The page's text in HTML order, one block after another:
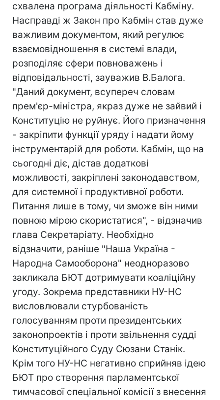
схвалена програма діяльності Кабміну.
Насправді ж Закон про Кабмін став дуже
важливим документом, який регулює
взаємовідношення в системі влади,
розподіляє сфери повноважень і
відповідальності, зауважив В.Балога.
"Даний документ, всупереч словам
прем'єр-міністра, якраз дуже не зайвий і
Конституцію не руйнує. Його призначення
- закріпити функції уряду і надати йому
інструментарій для роботи. Кабмін, що на
сьогодні діє, дістав додаткові
можливості, закріплені законодавством,
для системної і продуктивної роботи.
Питання лише в тому, чи зможе він ними
повною мірою скористатися", - відзначив
глава Секретаріату. Необхідно
відзначити, раніше "Наша Україна -
Народна Самооборона" неодноразово
закликала БЮТ дотримувати коаліційну
угоду. Зокрема представники НУ-НС
висловлювали стурбованість
голосуванням проти президентських
законопроектів і проти звільнення судді
Конституційного Суду Сюзани Станік.
Крім того НУ-НС негативно сприйняв ідею
БЮТ про створення парламентської
тимчасової спеціальної комісії з внесення